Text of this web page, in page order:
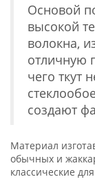
Основой
высокой
волокна,
отличную
чего ткут
создают
Материал
обычных и
классические